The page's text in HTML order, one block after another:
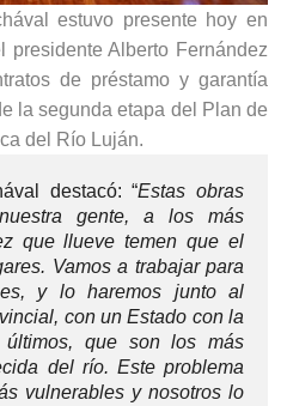
estuvo presente hoy en
presidente Alberto Fernández
de préstamo y garantía
la segunda etapa del Plan de
del Río Luján.
destacó: “Estas obras
gente, a los más
que llueve temen que el
Vamos a trabajar para
y lo haremos junto al
con un Estado con la
que son los más
del río. Este problema
vulnerables y nosotros lo